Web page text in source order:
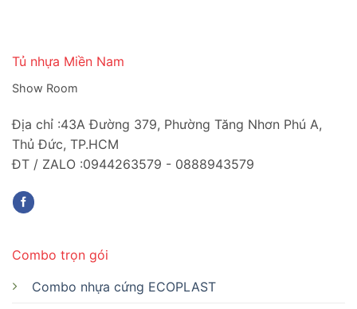
Tủ nhựa Miền Nam
Show Room
Địa chỉ :43A Đường 379, Phường Tăng Nhơn Phú A,
Thủ Đức, TP.HCM
ĐT / ZALO :0944263579 - 0888943579
Combo trọn gói
Combo nhựa cứng ECOPLAST